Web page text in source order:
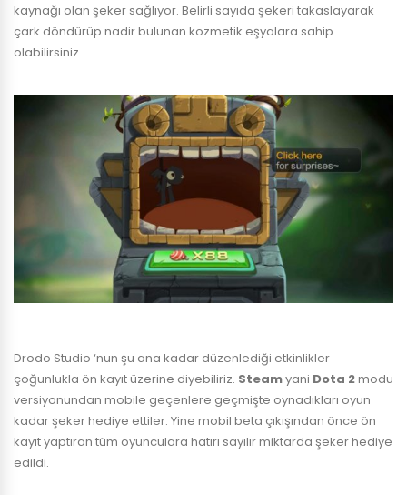
kaynağı olan şeker sağlıyor. Belirli sayıda şekeri takaslayarak
çark döndürüp nadir bulunan kozmetik eşyalara sahip
olabilirsiniz.
Drodo Studio ‘nun şu ana kadar düzenlediği etkinlikler
çoğunlukla ön kayıt üzerine diyebiliriz. Steamyani Dota 2modu
versiyonundan mobile geçenlere geçmişte oynadıkları oyun
kadar şeker hediye ettiler. Yine mobil beta çıkışından önce ön
kayıt yaptıran tüm oyunculara hatırı sayılır miktarda şeker hediye
edildi.